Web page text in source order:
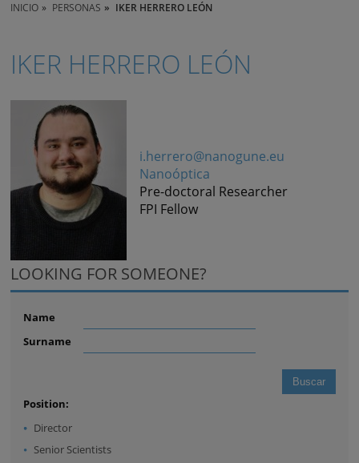
INICIO PERSONAS IKER HERRERO LEÓN
IKER HERRERO LEÓN
i.herrero@nanogune.eu
Nanoóptica
Pre-doctoral Researcher
FPI Fellow
LOOKING FOR SOMEONE?
Name
Surname
Position:
Director
Senior Scientists